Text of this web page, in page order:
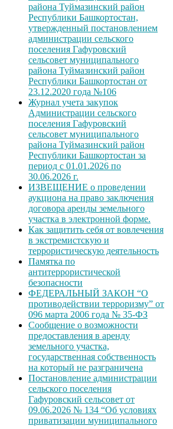
района Туймазинский район
Республики Башкортостан,
утвержденный постановлением
администрации сельского
поселения Гафуровский
сельсовет муниципального
района Туймазинский район
Республики Башкортостан от
23.12.2020 года №106
Журнал учета закупок
Администрации сельского
поселения Гафуровский
сельсовет муниципального
района Туймазинский район
Республики Башкортостан за
период с 01.01.2026 по
30.06.2026 г.
ИЗВЕЩЕНИЕ о проведении
аукциона на право заключения
договора аренды земельного
участка в электронной форме.
Как защитить себя от вовлечения
в экстремистскую и
террористическую деятельность
Памятка по
антитеррористической
безопасности
ФЕДЕРАЛЬНЫЙ ЗАКОН “О
противодействии терроризму” от
096 марта 2006 года № 35-ФЗ
Сообщение о возможности
предоставления в аренду
земельного участка,
государственная собственность
на который не разграничена
Постановление администрации
сельского поселения
Гафуровский сельсовет от
09.06.2026 № 134 “Об условиях
приватизации муниципального